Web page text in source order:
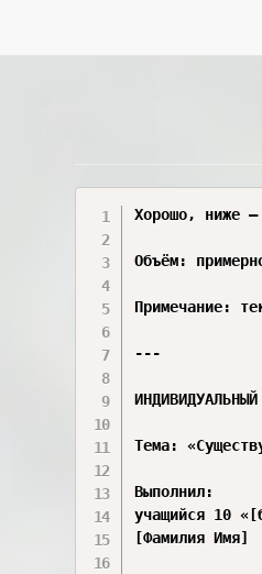
Хорошо, ниже —
Объём:
Примечание:
---
Тема:
Выполнил:
учащийся 10
[Фамилия Имя]